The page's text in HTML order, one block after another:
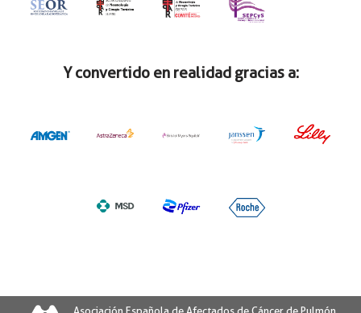
Y convertido en realidad gracias a: